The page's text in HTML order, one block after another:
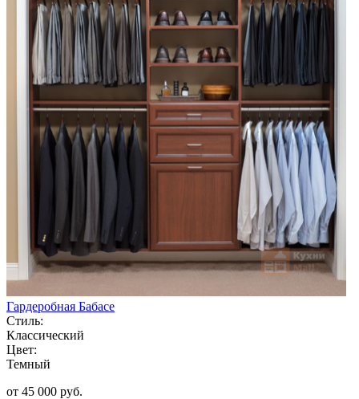
Гардеробная Бабасе
Стиль:
Классический
Цвет:
Темный
от 45 000 руб.